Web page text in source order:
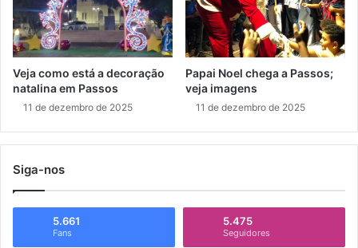
Veja como está a decoração
natalina em Passos
11 de dezembro de 2025
Papai Noel chega a Passos;
veja imagens
11 de dezembro de 2025
Siga-nos
5.661
Fans
5.475
Seguidores